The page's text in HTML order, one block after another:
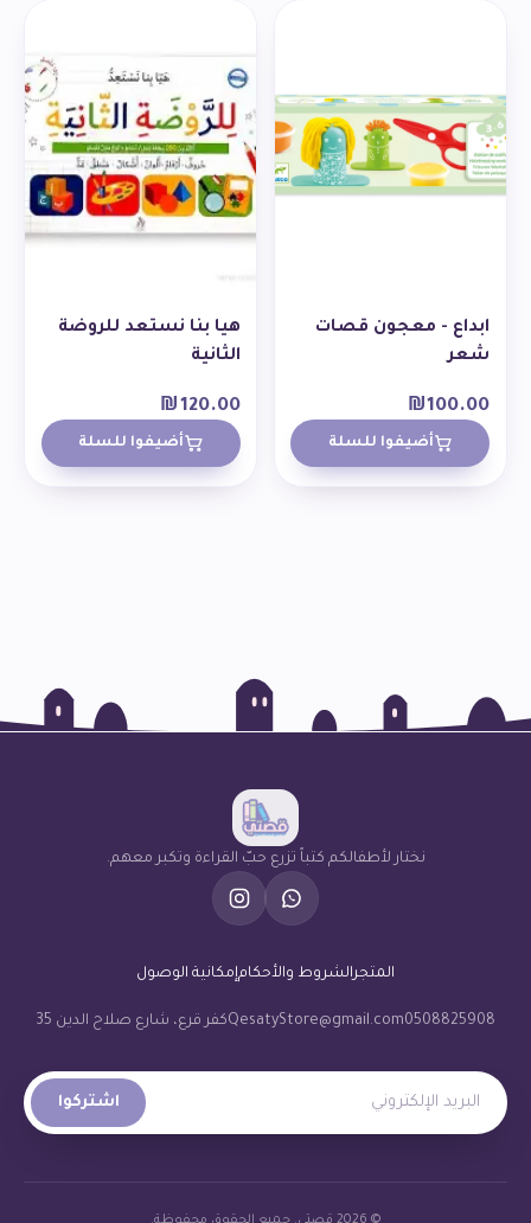
ابداع - معجون قصات
شعر
₪100.00
أضيفوا للسلة
هيا بنا نستعد للروضة
الثانية
₪120.00
أضيفوا للسلة
نختار لأطفالكم كتباً تزرع حبّ القراءة وتكبر معهم.
المتجرالشروط والأحكامإمكانية الوصول
0508825908
QesatyStore@gmail.comكفر قرع، شارع صلاح الدين 35
البريد الإلكتروني
اشتركوا